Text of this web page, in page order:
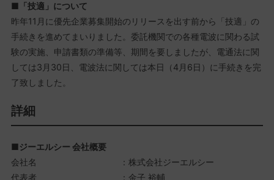
■「技適」について
昨年11月に優先企業募集開始のリリースを出す前から「技適」の
手続きを進めてまいりました。委託機関での各種電波に関わる試
験の実施、申請書類の準備等、期間を要しましたが、電通法に関
しては3月30日、電波法に関しては本日（4月6日）に手続きを完
了致しました。
詳細
■ジーエルシー 会社概要
会社名 ：株式会社ジーエルシー
代表者 ：金子 裕輔